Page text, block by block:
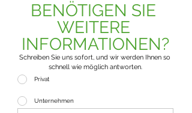
BENÖTIGEN SIE
WEITERE
INFORMATIONEN?
Schreiben Sie uns sofort, und wir werden Ihnen so
schnell wie möglich antworten.
Privat
Unternehmen